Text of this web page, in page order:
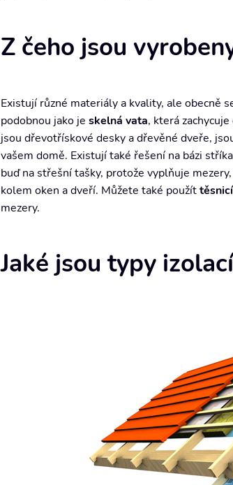
Z čeho jsou
Existují různé materiály a kvality, ale obecně
podobnou jako je skelná vata, která
jsou dřevotřískové desky a dřevěné dveře,
vašem domě. Existují také řešení na bázi
buď na střešní tašky, protože vyplňuje
kolem oken a dveří. Můžete také použít
mezery.
Jaké jsou typy